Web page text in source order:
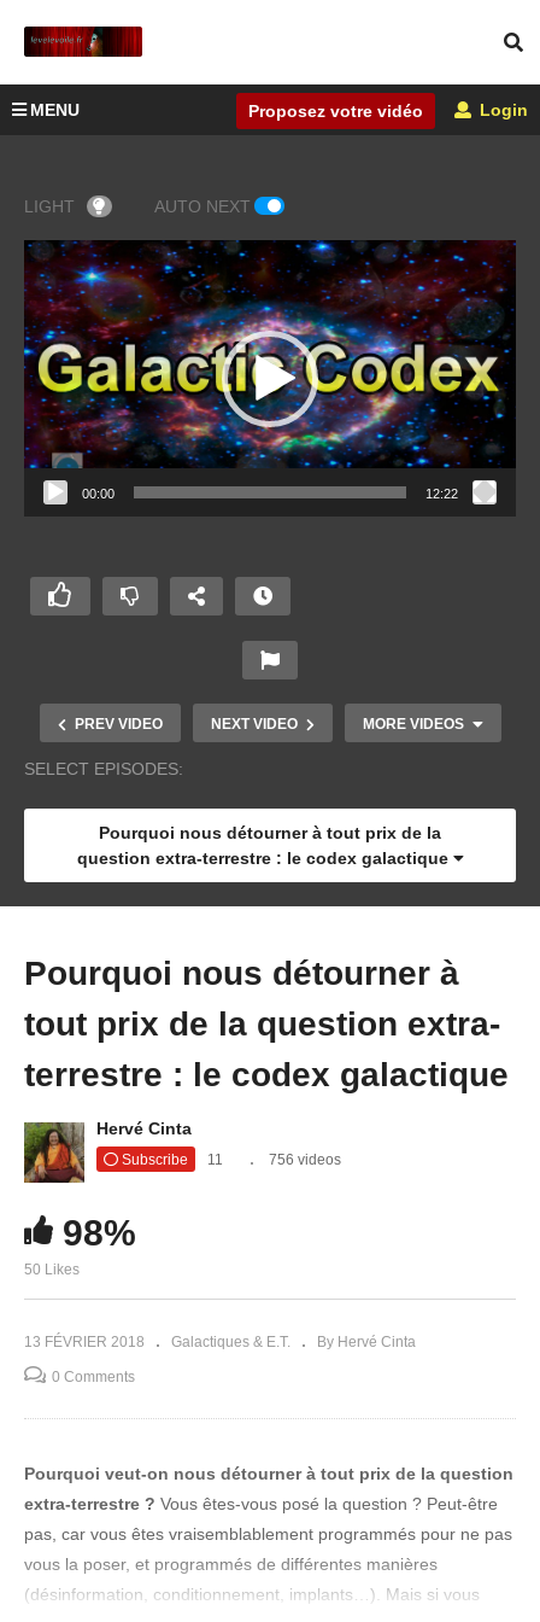
MENU Proposez votre vidéo Login
LIGHT AUTO NEXT
Lecteur
vidéo
00:00 12:22
PREV VIDEO NEXT VIDEO MORE VIDEOS
Pourquoi nous détourner à tout prix de la
question extra-terrestre : le codex galactique
SELECT EPISODES:
Pourquoi nous détourner à tout prix de la
question extra-terrestre : le codex galactique
Pourquoi nous détourner à
tout prix de la question extra-
terrestre : le codex galactique
Hervé Cinta
Subscribe 11 756 videos
98%
50 Likes
13 FÉVRIER 2018 Galactiques & E.T. By Hervé Cinta
0 Comments
Pourquoi veut-on nous détourner à tout prix de la question
extra-terrestre ? Vous êtes-vous posé la question ? Peut-être
pas, car vous êtes vraisemblablement programmés pour ne pas
vous la poser, et programmés de différentes manières
(désinformation, conditionnement, implants…). Mais si vous